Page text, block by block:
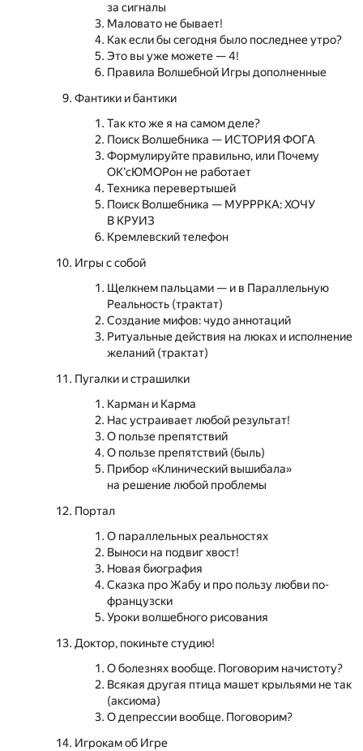
за сигналы
Маловато не бывает!
Как если бы сегодня было последнее утро?
Это вы уже можете — 4!
Правила Волшебной Игры дополненные
Фантики и бантики
Так кто же я на самом деле?
Поиск Волшебника — ИСТОРИЯ ФОГА
Формулируйте правильно, или Почему
ОК’сЮМОРон не работает
Техника перевертышей
Поиск Волшебника — МУРРРКА: ХОЧУ
В КРУИЗ
Кремлевский телефон
Игры с собой
Щелкнем пальцами — и в Параллельную
Реальность (трактат)
Создание мифов: чудо аннотаций
Ритуальные действия на люках и исполнение
желаний (трактат)
Пугалки и страшилки
Карман и Карма
Нас устраивает любой результат!
О пользе препятствий
О пользе препятствий (быль)
Прибор «Клинический вышибала»
на решение любой проблемы
Портал
О параллельных реальностях
Выноси на подвиг хвост!
Новая биография
Сказка про Жабу и про пользу любви по-
французски
Уроки волшебного рисования
Доктор, покиньте студию!
О болезнях вообще. Поговорим начистоту?
Всякая другая птица машет крыльями не так
(аксиома)
О депрессии вообще. Поговорим?
Игрокам об Игре